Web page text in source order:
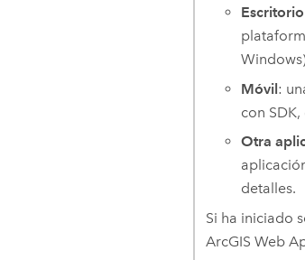
Escritorio
Windows
Móvil:
con
Otra
detalles.
Si ha iniciado
ArcGIS Web